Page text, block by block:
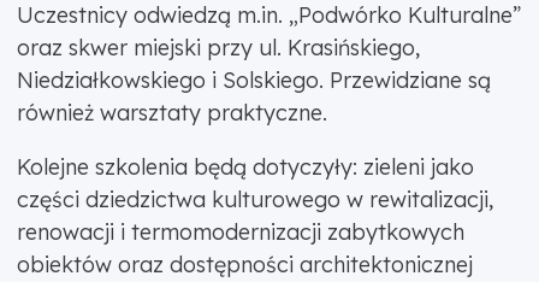
Uczestnicy odwiedzą m.in. „Podwórko Kulturalne”
oraz skwer miejski przy ul. Krasińskiego,
Niedziałkowskiego i Solskiego. Przewidziane są
również warsztaty praktyczne.
Kolejne szkolenia będą dotyczyły: zieleni jako
części dziedzictwa kulturowego w rewitalizacji,
renowacji i termomodernizacji zabytkowych
obiektów oraz dostępności architektonicznej